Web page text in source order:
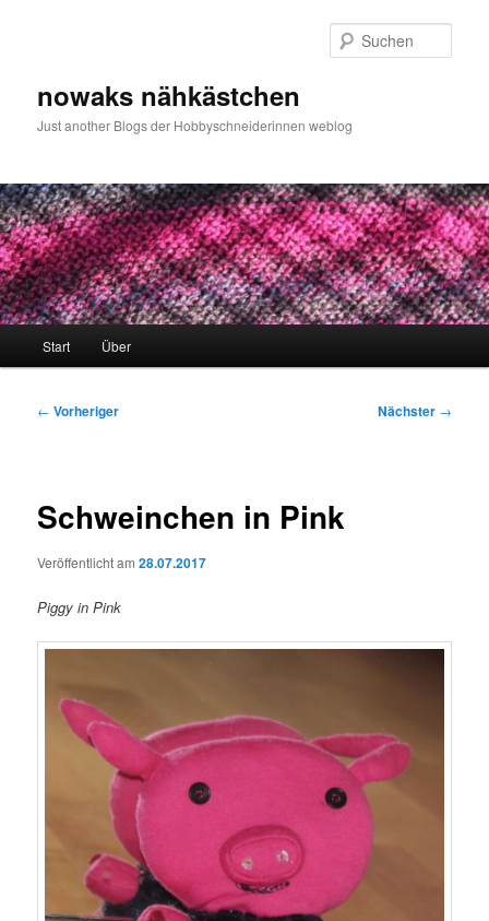
nowaks nähkästchen
Just another Blogs der Hobbyschneiderinnen weblog
Start Über
Beitragsnavigation
← Vorheriger Nächster →
Schweinchen in Pink
Veröffentlicht am28.07.2017
Piggy in Pink